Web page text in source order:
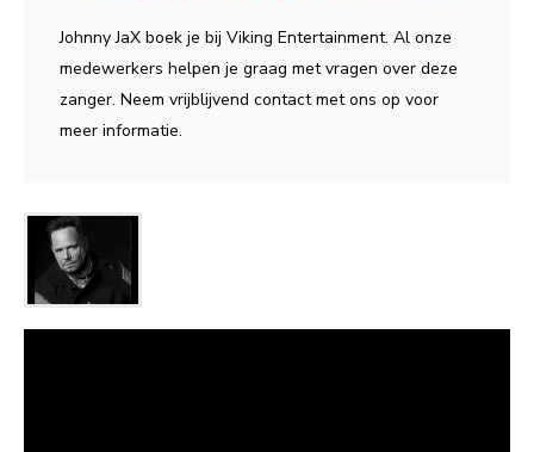
Johnny JaX boek je bij Viking Entertainment. Al onze
medewerkers helpen je graag met vragen over deze
zanger. Neem vrijblijvend contact met ons op voor
meer informatie.